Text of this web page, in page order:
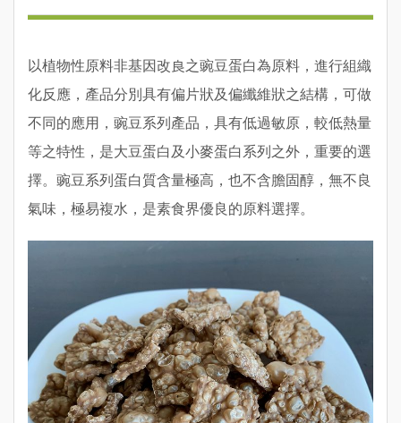
以植物性原料非基因改良之豌豆蛋白為原料，進行組織
化反應，產品分別具有偏片狀及偏纖維狀之結構，可做
不同的應用，豌豆系列產品，具有低過敏原，較低熱量
等之特性，是大豆蛋白及小麥蛋白系列之外，重要的選
擇。豌豆系列蛋白質含量極高，也不含膽固醇，無不良
氣味，極易複水，是素食界優良的原料選擇。